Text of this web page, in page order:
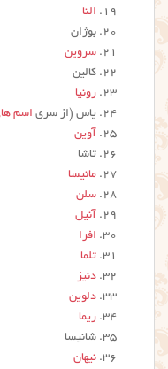
النا
بوژان
سروین
کالین
رونیا
یاس (از سری اسم
آوین
تاشا
مانیسا
سلن
آنیل
افرا
تلما
دنیز
دلوین
ریما
شانیسا
نیهان